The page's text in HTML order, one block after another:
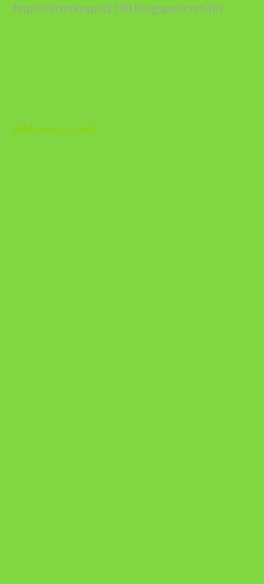
https://arteterapia2190.blogspot.com.br/
Biblioteca Cristã